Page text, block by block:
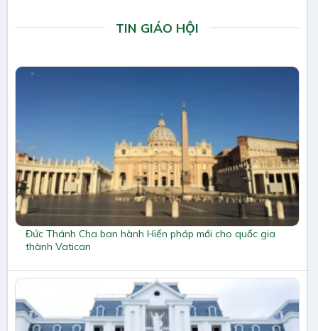
TIN GIÁO HỘI
Đức Thánh Cha ban hành Hiến pháp mới cho quốc gia
thành Vatican